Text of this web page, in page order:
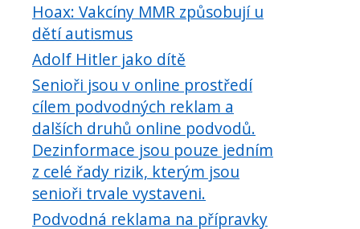
Hoax: Vakcíny MMR způsobují u
dětí autismus
Adolf Hitler jako dítě
Senioři jsou v online prostředí
cílem podvodných reklam a
dalších druhů online podvodů.
Dezinformace jsou pouze jedním
z celé řady rizik, kterým jsou
senioři trvale vystaveni.
Podvodná reklama na přípravky